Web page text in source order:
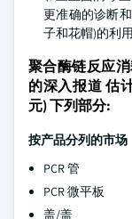
更准确的诊断
子和花帽)的利
聚合酶链反应
的深入报道 估
元) 下列部分:
按产品分列的市场
PCR 管
PCR 微平板
盖/盖